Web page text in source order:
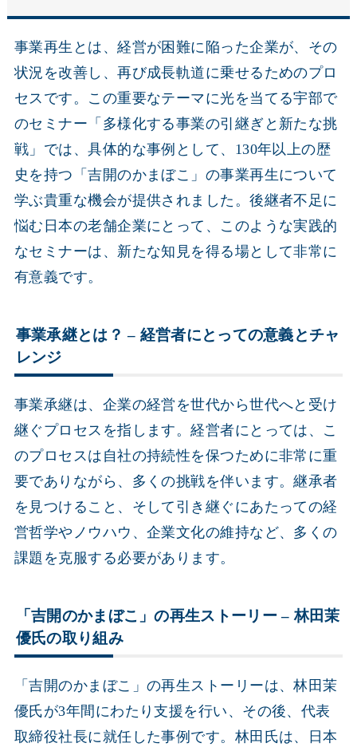
事業再生とは、経営が困難に陥った企業が、その
状況を改善し、再び成長軌道に乗せるためのプロ
セスです。この重要なテーマに光を当てる宇部で
のセミナー「多様化する事業の引継ぎと新たな挑
戦」では、具体的な事例として、130年以上の歴
史を持つ「吉開のかまぼこ」の事業再生について
学ぶ貴重な機会が提供されました。後継者不足に
悩む日本の老舗企業にとって、このような実践的
なセミナーは、新たな知見を得る場として非常に
有意義です。
事業承継とは？ – 経営者にとっての意義とチャ
レンジ
事業承継は、企業の経営を世代から世代へと受け
継ぐプロセスを指します。経営者にとっては、こ
のプロセスは自社の持続性を保つために非常に重
要でありながら、多くの挑戦を伴います。継承者
を見つけること、そして引き継ぐにあたっての経
営哲学やノウハウ、企業文化の維持など、多くの
課題を克服する必要があります。
「吉開のかまぼこ」の再生ストーリー – 林田茉
優氏の取り組み
「吉開のかまぼこ」の再生ストーリーは、林田茉
優氏が3年間にわたり支援を行い、その後、代表
取締役社長に就任した事例です。林田氏は、日本